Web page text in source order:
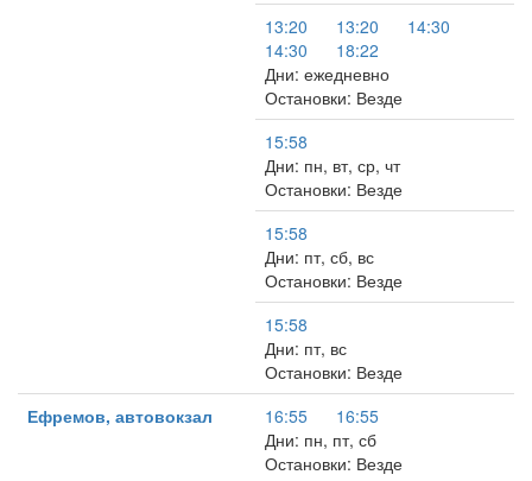
13:20
13:20
14:30
14:30
18:22
Дни: ежедневно
Остановки: Везде
15:58
Дни: пн, вт, ср, чт
Остановки: Везде
15:58
Дни: пт, сб, вс
Остановки: Везде
15:58
Дни: пт, вс
Остановки: Везде
Ефремов, автовокзал
16:55
16:55
Дни: пн, пт, сб
Остановки: Везде